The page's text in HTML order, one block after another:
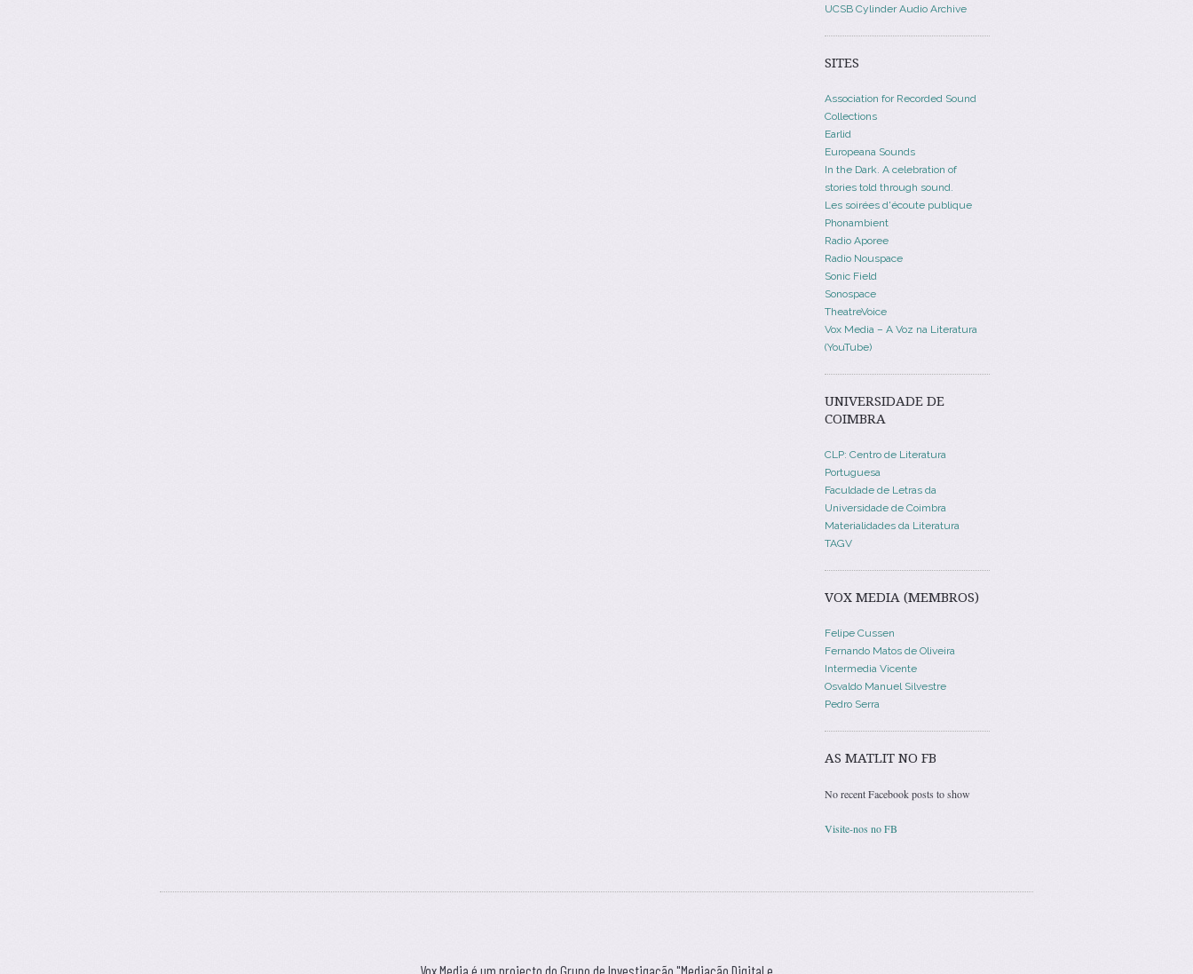
UCSB Cylinder Audio Archive
SITES
Association for Recorded Sound
Collections
Earlid
Europeana Sounds
In the Dark. A celebration of
stories told through sound.
Les soirées d'écoute publique
Phonambient
Radio Aporee
Radio Nouspace
Sonic Field
Sonospace
TheatreVoice
Vox Media – A Voz na Literatura
(YouTube)
UNIVERSIDADE DE
COIMBRA
CLP: Centro de Literatura
Portuguesa
Faculdade de Letras da
Universidade de Coimbra
Materialidades da Literatura
TAGV
VOX MEDIA (MEMBROS)
Felipe Cussen
Fernando Matos de Oliveira
Intermedia Vicente
Osvaldo Manuel Silvestre
Pedro Serra
AS MATLIT NO FB
No recent Facebook posts to show
Visite-nos no FB